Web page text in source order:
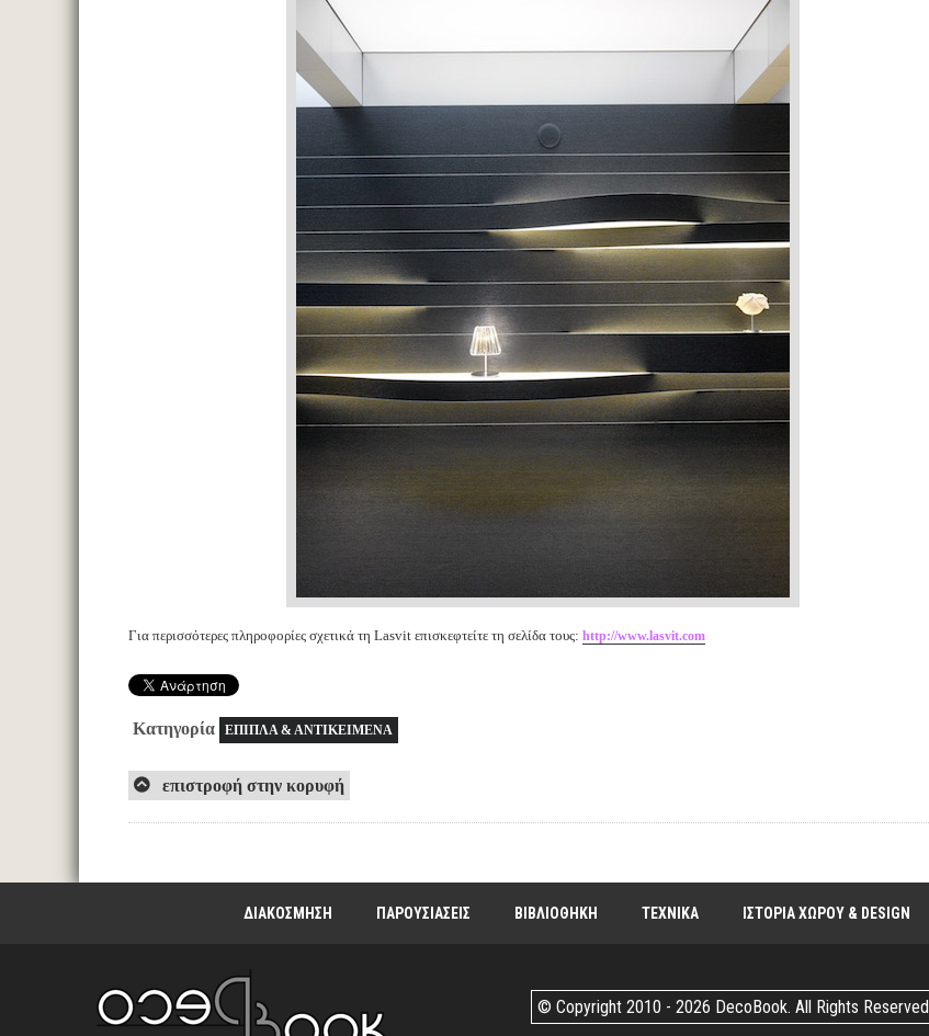
Για περισσότερες πληροφορίες σχετικά τη Lasvit επισκεφτείτε τη σελίδα τους: http://www.lasvit.com
Κατηγορία ΕΠΙΠΛΑ & ΑΝΤΙΚΕΙΜΕΝΑ
επιστροφή στην κορυφή
ΔΙΑΚΟΣΜΗΣΗ ΠΑΡΟΥΣΙΑΣΕΙΣ ΒΙΒΛΙΟΘΗΚΗ ΤΕΧΝΙΚΑ ΙΣΤΟΡΙΑ ΧΩΡΟΥ & DESIGN
© Copyright 2010 - 2026 DecoBook. All Rights Reserved